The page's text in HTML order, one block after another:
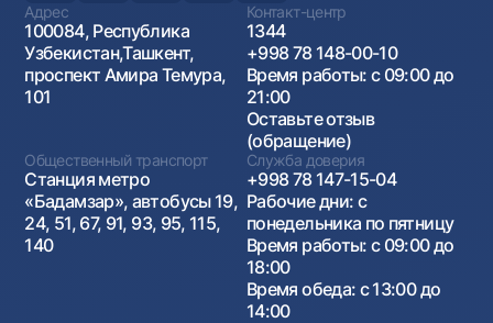
Адрес
100084, Республика
Узбекистан,Ташкент,
проспект Амира Темура,
101
Контакт-центр
1344
+998 78 148-00-10
Время работы: с 09:00 до
21:00
Оставьте отзыв
(обращение)
Общественный транспорт
Станция метро
«Бадамзар», автобусы 19,
24, 51, 67, 91, 93, 95, 115,
140
Служба доверия
+998 78 147-15-04
Рабочие дни: с
понедельника по пятницу
Время работы: с 09:00 до
18:00
Время обеда: с 13:00 до
14:00